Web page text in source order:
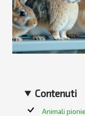
Contenuti
Animali